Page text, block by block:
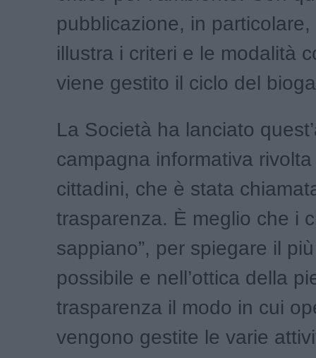
pubblicazione, in
illustra i criteri e le modalità
viene gestito il ciclo del
La Società ha lanciato
campagna informativa
cittadini, che è stata
trasparenza. È meglio che i
sappiano”, per spiegare il
possibile e nell’ottica della
trasparenza il modo in cui
vengono gestite le varie